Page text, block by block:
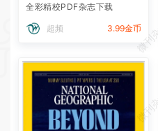
全彩精校PDF杂志下载
超频 3.99金币
微
微